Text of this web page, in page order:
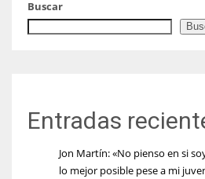
Buscar
Entradas
Jon Martín: «No pienso en si
lo mejor posible pese a mi